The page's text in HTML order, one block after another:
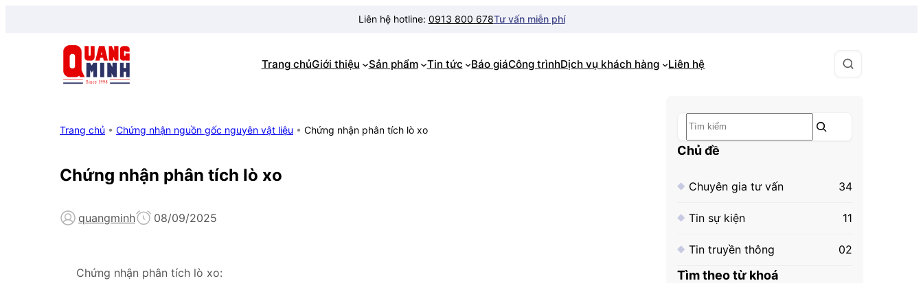
Liên hệ hotline: 0913 800 678Tư vấn miễn phí
Trang chủGiới thiệu Sản phẩm Tin tức Báo giáCông trìnhDịch vụ khách hàng Liên hệ
Trang chủ • Chứng nhận nguồn gốc nguyên vật liệu • Chứng nhận phân tích lò xo
Chứng nhận phân tích lò xo
quangminh 08/09/2025
Chứng nhận phân tích lò xo:
Tìm
kiếm
Chủ đề
Chuyên gia tư vấn 34
Tin sự kiện 11
Tin truyền thông 02
Tìm theo từ khoá